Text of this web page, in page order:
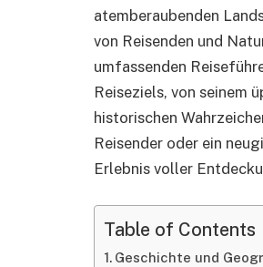
atemberaubenden
von Reisenden und
umfassenden
Reiseziels, von seinem
historischen
Reisender oder ein
Erlebnis voller
Table of Contents
Geschichte und